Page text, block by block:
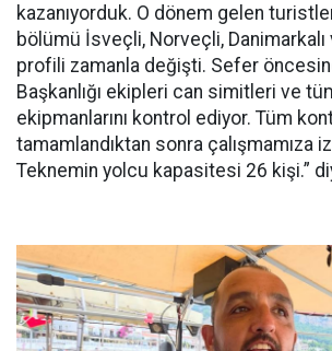
kazanıyorduk. O dönem gelen
bölümü İsveçli, Norveçli,
profili zamanla değişti. Sefer
Başkanlığı ekipleri can simitleri ve
ekipmanlarını kontrol ediyor. Tüm
tamamlandıktan sonra çalışmamıza
Teknemin yolcu kapasitesi 26 kişi.”